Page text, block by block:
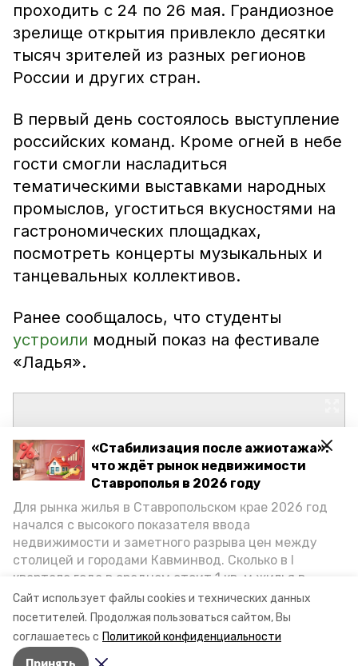
Сайт использует файлы cookies и технических данных
посетителей. Продолжая пользоваться сайтом, Вы
соглашаетесь с Политикой конфиденциальности
«Стабилизация после ажиотажа»:
что ждёт рынок недвижимости
Ставрополья в 2026 году
Для рынка жилья в Ставропольском крае 2026 год
начался с высокого показателя ввода
недвижимости и заметного разрыва цен между
столицей и городами Кавминвод. Сколько в I
квартале года в среднем стоит 1 кв. м жилья в
городах и округах региона, как изменился спрос на
первичку и вторичку, какова себестоимость
стройки собственного жилья в этом году и какие
прогнозы о стоимости квадратных метров дают
проходить с 24 по 26 мая. Грандиозное
зрелище открытия привлекло десятки
тысяч зрителей из разных регионов
России и других стран.
В первый день состоялось выступление
российских команд. Кроме огней в небе
гости смогли насладиться
тематическими выставками народных
промыслов, угоститься вкусностями на
гастрономических площадках,
посмотреть концерты музыкальных и
танцевальных коллективов.
Ранее сообщалось, что студенты
устроили модный показ на фестивале
«Ладья».